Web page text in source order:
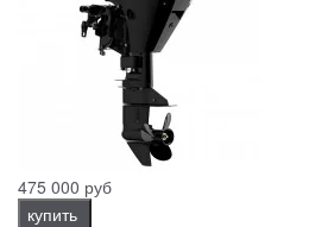
475 000 руб
купить